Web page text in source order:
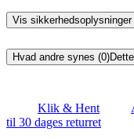
Vis sikkerhedsoplysninger
Hvad andre synes (0)
Klik & Hent
til 30 dages returret